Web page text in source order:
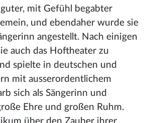
mit Gefühl begabter
und ebendaher wurde sie
angestellt. Nach einigen
auch das Hoftheater zu
spielte in deutschen und
mit ausserordentlichem
sich als Sängerinn und
Ehre und großen Ruhm.